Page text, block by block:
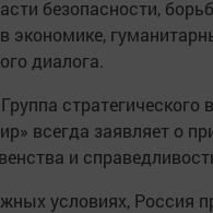
безопасности,
экономике,
диалога.
стратегического
всегда заявляет о
и
условиях, Россия